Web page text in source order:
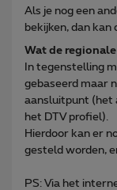
Als je nog een
bekijken, dan kan
Wat de
In tegenstelling
gebaseerd maar
aansluitpunt (het
het DTV profiel).
Hierdoor kan er
gesteld worden,
PS: Via het